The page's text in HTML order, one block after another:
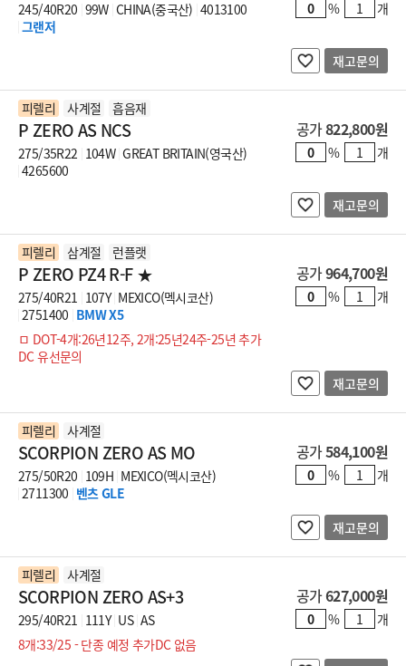
245/40R20 99W CHINA(중국산) 4013100
그랜저
% 개
재고문의
피렐리 사계절 흡음재
P ZERO AS NCS
275/35R22 104W GREAT BRITAIN(영국산)
4265600
공가822,800원
% 개
재고문의
피렐리 삼계절 런플랫
P ZERO PZ4 R-F ★
275/40R21 107Y MEXICO(멕시코산)
2751400 BMW X5
ㅁ DOT-4개:26년12주, 2개:25년24주-25년 추가
DC 유선문의
공가964,700원
% 개
재고문의
피렐리 사계절
SCORPION ZERO AS MO
275/50R20 109H MEXICO(멕시코산)
2711300 벤츠 GLE
공가584,100원
% 개
재고문의
피렐리 사계절
SCORPION ZERO AS+3
295/40R21 111Y US AS
8개:33/25 - 단종 예정 추가DC 없음
공가627,000원
% 개